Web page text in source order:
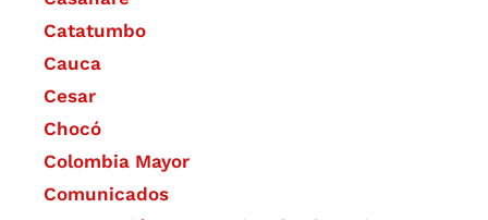
Catatumbo
Cauca
Cesar
Chocó
Colombia Mayor
Comunicados